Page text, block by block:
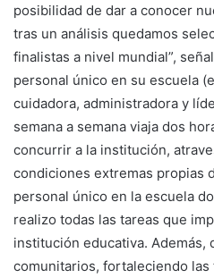
posibilidad de dar a conocer
tras un análisis quedamos
finalistas a nivel mundial”,
personal único en su escuela
cuidadora, administradora y
semana a semana viaja dos
concurrir a la institución,
condiciones extremas propias
personal único en la escuela
realizo todas las tareas que
institución educativa. Además,
comunitarios, fortaleciendo